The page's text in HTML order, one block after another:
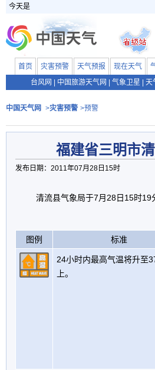
今天是
首页 灾害预警 天气预报 现在天气
台风网
中国旅游天气网 气象卫星 天
中国天气网 >灾害预警 >预警
福建省三明市
发布日期：2011年07月28日15时
清流县气象局于7月28日15时19
图例 标准
24小时内最高气温将升至
上。